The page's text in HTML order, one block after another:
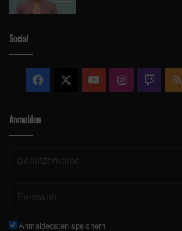
Social
Facebook YouTubeInstagram
Twitch
Anmelden
Anmeldedaten speichern